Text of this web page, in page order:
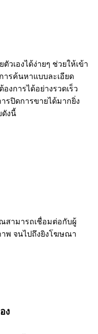
วเองได้ง่ายๆ ช่วยให้เข้า
ารค้นหาแบบละเอียด
การได้อย่างรวดเร็ว
รปิดการขายได้มากยิ่ง
งนี้
สามารถเชื่อมต่อกับผู้
พ จนไปถึงยิงโฆษณา
ง